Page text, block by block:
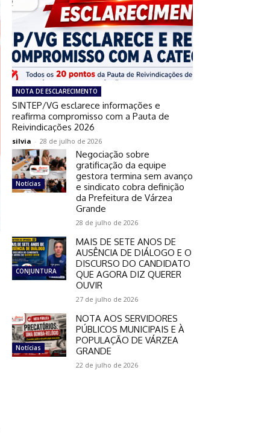
NOTA DE ESCLARECIMENTO
SINTEP/VG esclarece informações e
reafirma compromisso com a Pauta de
Reivindicações 2026
silvia - 28 de julho de 2026
Notícias
Negociação sobre
gratificação da equipe
gestora termina sem avanço
e sindicato cobra definição
da Prefeitura de Várzea
Grande
28 de julho de 2026
CONJUNTURA
MAIS DE SETE ANOS DE
AUSÊNCIA DE DIÁLOGO E O
DISCURSO DO CANDIDATO
QUE AGORA DIZ QUERER
OUVIR
27 de julho de 2026
Notícias
NOTA AOS SERVIDORES
PÚBLICOS MUNICIPAIS E À
POPULAÇÃO DE VÁRZEA
GRANDE
22 de julho de 2026